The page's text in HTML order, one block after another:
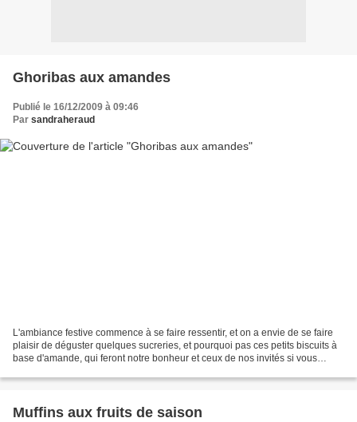
Ghoribas aux amandes
Publié le 16/12/2009 à 09:46
Par sandraheraud
L'ambiance festive commence à se faire ressentir, et on a envie de se faire
plaisir de déguster quelques sucreries, et pourquoi pas ces petits biscuits à
base d'amande, qui feront notre bonheur et ceux de nos invités si vous
Muffins aux fruits de saison